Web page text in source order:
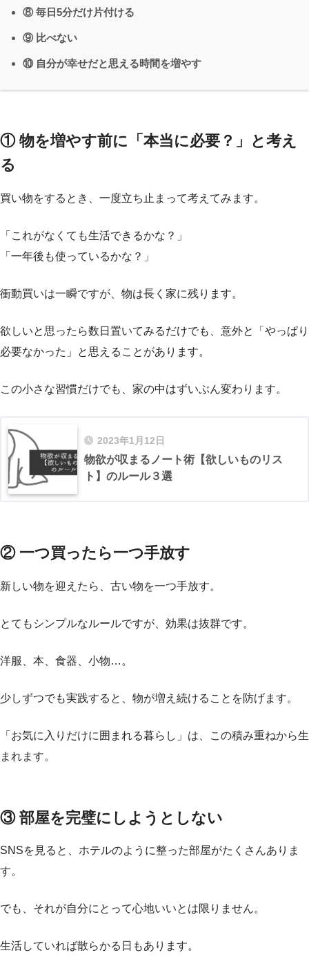
⑧ 毎日5分だけ片付ける
⑨ 比べない
⑩ 自分が幸せだと思える時間を増やす
① 物を増やす前に「本当に必要？」と考え
る
買い物をするとき、一度立ち止まって考えてみます。
「これがなくても生活できるかな？」
「一年後も使っているかな？」
衝動買いは一瞬ですが、物は長く家に残ります。
欲しいと思ったら数日置いてみるだけでも、意外と「やっぱり
必要なかった」と思えることがあります。
この小さな習慣だけでも、家の中はずいぶん変わります。
2023年1月12日
物欲が収まるノート術【欲しいものリス
ト】のルール３選
② 一つ買ったら一つ手放す
新しい物を迎えたら、古い物を一つ手放す。
とてもシンプルなルールですが、効果は抜群です。
洋服、本、食器、小物…。
少しずつでも実践すると、物が増え続けることを防げます。
「お気に入りだけに囲まれる暮らし」は、この積み重ねから生
まれます。
③ 部屋を完璧にしようとしない
SNSを見ると、ホテルのように整った部屋がたくさんありま
す。
でも、それが自分にとって心地いいとは限りません。
生活していれば散らかる日もあります。